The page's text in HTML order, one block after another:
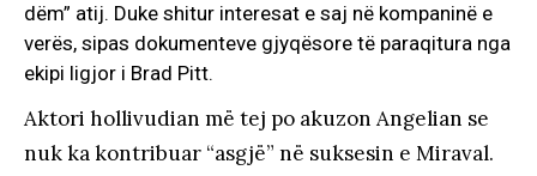
dëm” atij. Duke shitur interesat e saj në kompaninë e
verës, sipas dokumenteve gjyqësore të paraqitura nga
ekipi ligjor i Brad Pitt.
Aktori hollivudian më tej po akuzon Angelian se
nuk ka kontribuar “asgjë” në suksesin e Miraval.